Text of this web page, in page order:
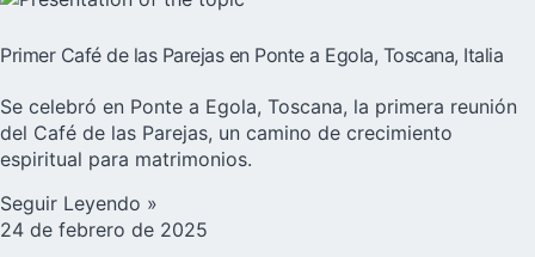
Primer Café de las Parejas en Ponte a Egola, Toscana, Italia
Se celebró en Ponte a Egola, Toscana, la primera reunión
del Café de las Parejas, un camino de crecimiento
espiritual para matrimonios.
Seguir Leyendo »
24 de febrero de 2025